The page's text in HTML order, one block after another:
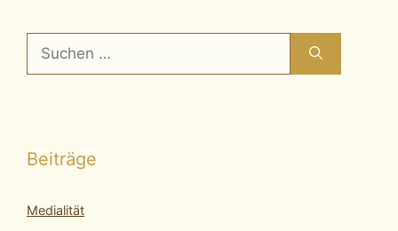
nach:
Beiträge
Medialität